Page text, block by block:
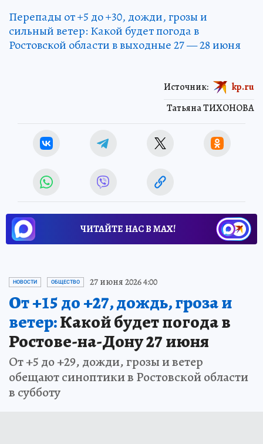
Перепады от +5 до +30, дожди, грозы и
сильный ветер: Какой будет погода в
Ростовской области в выходные 27 — 28 июня
Татьяна ТИХОНОВА
Источник: kp.ru
ЧИТАЙТЕ НАС В МАХ!
НОВОСТИ ОБЩЕСТВО 27 июня 2026 4:00
От +15 до +27, дождь, гроза и
ветер:Какой будет погода в
Ростове-на-Дону 27 июня
От +5 до +29, дожди, грозы и ветер
обещают синоптики в Ростовской области
в субботу